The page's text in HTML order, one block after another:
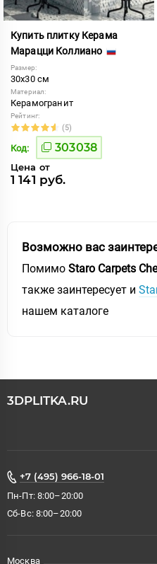
Купить плитку Керама
Марацци Коллиано
Размер:
30x30 см
Материал:
Керамогранит
Рейтинг:
(5)
Код: 303038
Цена от
1 141 руб.
Возможно вас
Помимо Staro Carpets
также заинтересует и
нашем каталоге
3DPLITKA.RU
+7 (495) 966-18-01
Пн-Пт: 8:00–20:00
Сб-Вс: 8:00–20:00
Москва